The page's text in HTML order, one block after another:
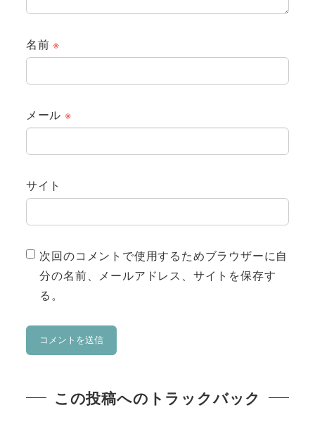
名前※
メール ※
サイト
次回のコメントで使用するためブラウザーに自
分の名前、メールアドレス、サイトを保存す
る。
この投稿へのトラックバック